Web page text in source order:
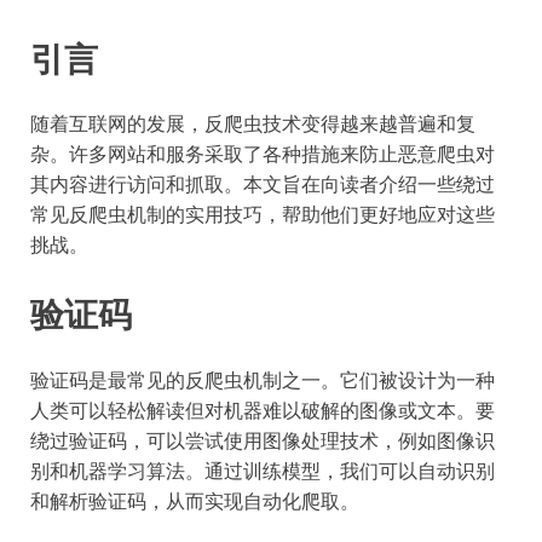
引言
随着互联网的发展，反爬虫技术变得越来越普遍和复
杂。许多网站和服务采取了各种措施来防止恶意爬虫对
其内容进行访问和抓取。本文旨在向读者介绍一些绕过
常见反爬虫机制的实用技巧，帮助他们更好地应对这些
挑战。
验证码
验证码是最常见的反爬虫机制之一。它们被设计为一种
人类可以轻松解读但对机器难以破解的图像或文本。要
绕过验证码，可以尝试使用图像处理技术，例如图像识
别和机器学习算法。通过训练模型，我们可以自动识别
和解析验证码，从而实现自动化爬取。